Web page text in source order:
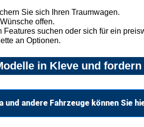
Sie sich Ihren Traumwagen.
offen.
suchen oder sich für ein
an Optionen.
in Kleve und
und andere Fahrzeuge können Sie